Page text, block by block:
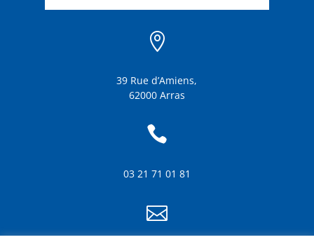

39 Rue d’Amiens,
62000 Arras

03 21 71 01 81
